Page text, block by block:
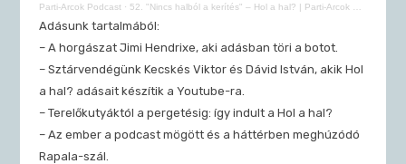
Parti-Arcok Podcast · 52. "Nincs halból a kerítés" – Hol a hal? | Parti-Arcok Podcast
Adásunk tartalmából:
– A horgászat Jimi Hendrixe, aki adásban töri a botot.
– Sztárvendégünk Kecskés Viktor és Dávid István, akik Hol
a hal? adásait készítik a Youtube-ra.
– Terelőkutyáktól a pergetésig: így indult a Hol a hal?
– Az ember a podcast mögött és a háttérben meghúzódó
Rapala-szál.